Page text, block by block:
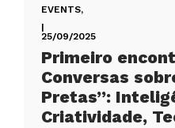
EVENTS,
|
25/09/2025
Primeiro
Conversas
Pretas”:
Criatividade,